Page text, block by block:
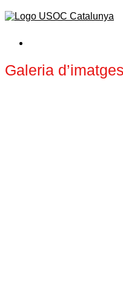
Galeria d’imatges